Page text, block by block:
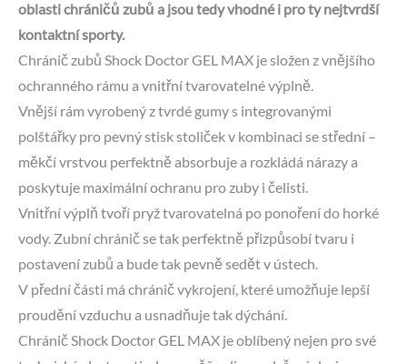
oblasti chráničů zubů a jsou tedy vhodné i pro ty nejtvrdší
kontaktní sporty.
Chránič zubů Shock Doctor GEL MAX je složen z vnějšího
ochranného rámu a vnitřní tvarovatelné výplně.
Vnější rám vyrobený z tvrdé gumy s integrovanými
polštářky pro pevný stisk stoliček v kombinaci se střední –
měkčí vrstvou perfektně absorbuje a rozkládá nárazy a
poskytuje maximální ochranu pro zuby i čelisti.
Vnitřní výplň tvoří pryž tvarovatelná po ponoření do horké
vody. Zubní chránič se tak perfektně přizpůsobí tvaru i
postavení zubů a bude tak pevně sedět v ústech.
V přední části má chránič vykrojení, které umožňuje lepší
proudění vzduchu a usnadňuje tak dýchání.
Chránič Shock Doctor GEL MAX je oblíbený nejen pro své